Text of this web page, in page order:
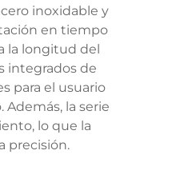
inoxidable y
en tiempo
la longitud del
integrados de
para el usuario
la serie
lo que la
precisión.